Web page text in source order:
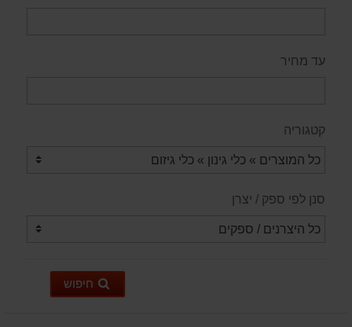
עד מחיר
קטגוריה
סנן לפי ספק / יצרן
חיפוש